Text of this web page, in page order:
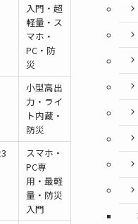
入門・超
軽量・ス
マホ・
PC・防
災
小型高出
力・ライ
ト内蔵・
防災
スマホ・
PC専
用・最軽
量・防災
入門